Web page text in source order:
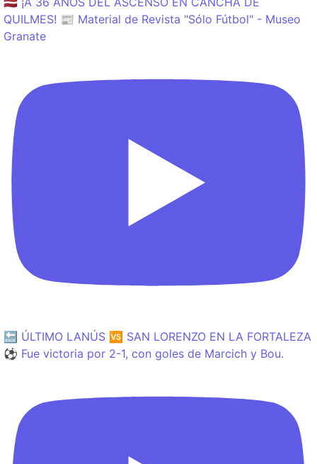
QUILMES! 📰 Material de Revista "Sólo Fútbol" - Museo
Granate
🔙 ÚLTIMO LANÚS 🆚 SAN LORENZO EN LA FORTALEZA
⚽️ Fue victoria por 2-1, con goles de Marcich y Bou.